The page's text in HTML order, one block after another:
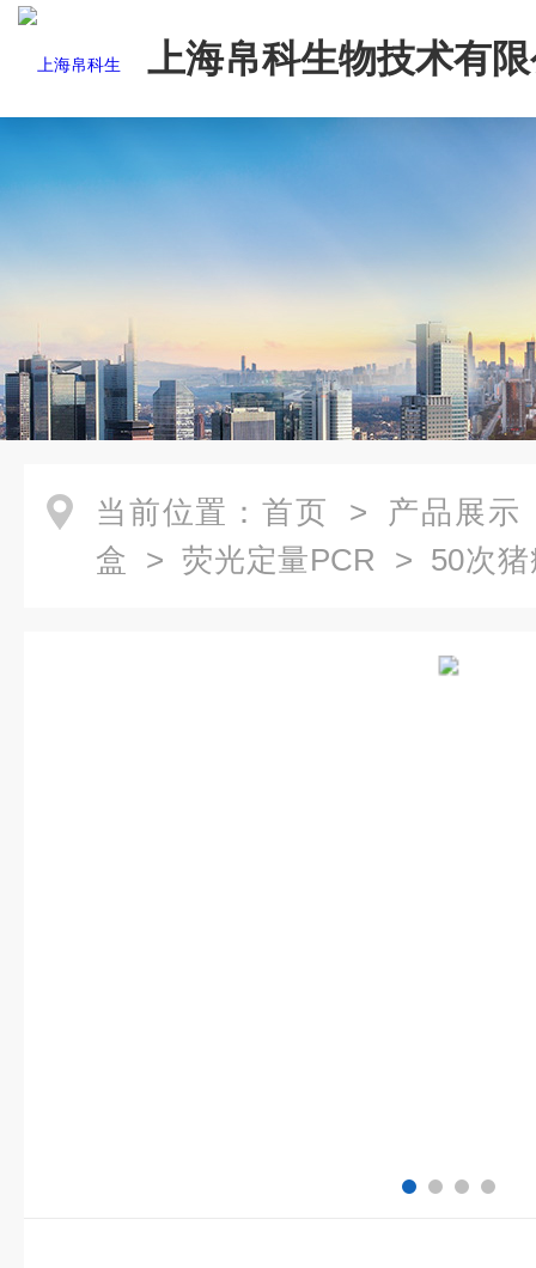
上海帛科生物技术有
当前位置： 首页 > 产品展示
盒 > 荧光定量PCR > 50次猪